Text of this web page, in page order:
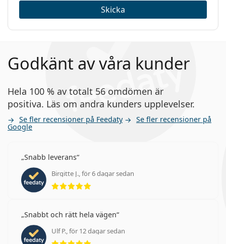
Skicka
Godkänt av våra kunder
Hela 100 % av totalt 56 omdömen är
positiva. Läs om andra kunders upplevelser.
Se fler recensioner på Feedaty Se fler recensioner på
Google
Snabb leverans
Birgitte J., för 6 dagar sedan
Betyg 5 av 5
Snabbt och rätt hela vägen
Ulf P., för 12 dagar sedan
Betyg 5 av 5